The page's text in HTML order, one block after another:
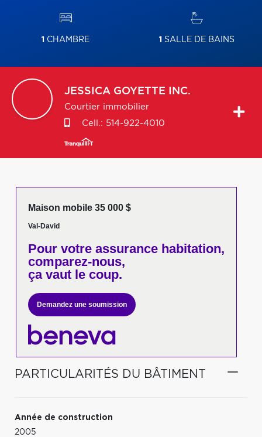
1 CHAMBRE 1 SALLE DE BAINS
JESSICA GOYETTE INC.
Courtier immobilier
Cell.: 514-922-4010
Maison mobile 35 000 $
Val-David
Pour votreassurance habitation,
comparez-nous,
ça vaut le coup.
Demandez une soumission
PARTICULARITÉS DU BÂTIMENT
Année de construction
2005